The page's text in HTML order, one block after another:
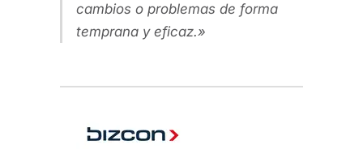
cambios o problemas de forma
temprana y eficaz.